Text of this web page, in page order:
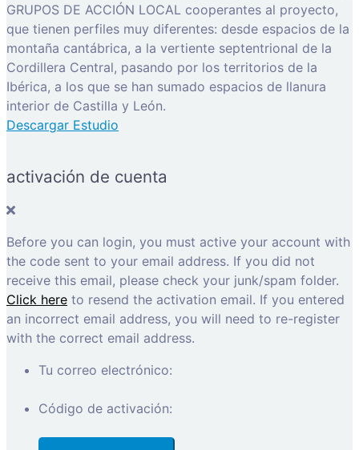
GRUPOS DE ACCIÓN LOCAL cooperantes al proyecto,
que tienen perfiles muy diferentes: desde espacios de la
montaña cantábrica, a la vertiente septentrional de la
Cordillera Central, pasando por los territorios de la
Ibérica, a los que se han sumado espacios de llanura
interior de Castilla y León.
Descargar Estudio
activación de cuenta
Before you can login, you must active your account with
the code sent to your email address. If you did not
receive this email, please check your junk/spam folder.
Click here to resend the activation email. If you entered
an incorrect email address, you will need to re-register
with the correct email address.
Tu correo electrónico:
Código de activación: